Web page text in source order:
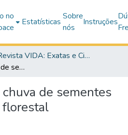
no
Estatísticas
Sobre
nós
Instruções
Revista VIDA: Exatas e Ciências da Terra
Importância da chuva de sementes na restauração florestal
de sementes
florestal